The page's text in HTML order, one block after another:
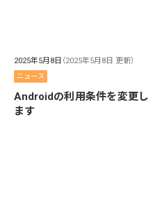
2025年5月8日 （2025年5月8日 更新）
ニュース
Androidの利用条件を変更し
ます